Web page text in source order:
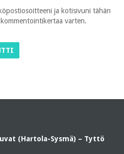
ja kotisivuni tähän
kommentointikertaa varten.
(Hartola-Sysmä) – Tyttö